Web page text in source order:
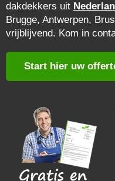
dakdekkers uit
Brugge, Antwerpen,
vrijblijvend. Kom in
Start hier uw